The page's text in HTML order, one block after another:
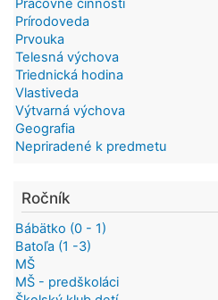
Prírodoveda
Prvouka
Telesná výchova
Triednická hodina
Vlastiveda
Výtvarná výchova
Geografia
Nepriradené k predmetu
Ročník
Bábätko (0 - 1)
Batoľa (1 -3)
MŠ
MŠ - predškoláci